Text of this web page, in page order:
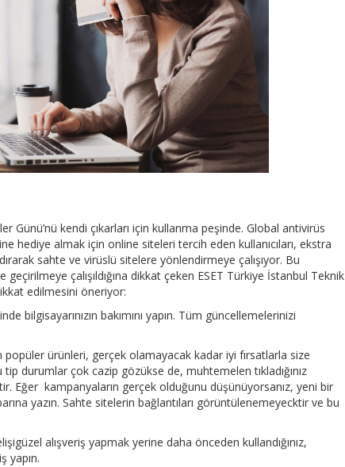
Günü’nü kendi çıkarları için kullanma peşinde. Global antivirüs
hediye almak için online siteleri tercih eden kullanıcıları, ekstra
sahte ve virüslü sitelere yönlendirmeye çalışıyor. Bu
çalışıldığına dikkat çeken ESET Türkiye İstanbul Teknik
edilmesini öneriyor:
bilgisayarınızın bakımını yapın. Tüm güncellemelerinizi
popüler ürünleri, gerçek olamayacak kadar iyi fırsatlarla size
durumlar çok cazip gözükse de, muhtemelen tıkladığınız
Eğer kampanyaların gerçek olduğunu düşünüyorsanız, yeni bir
yazın. Sahte sitelerin bağlantıları görüntülenemeyecktir ve bu
alışveriş yapmak yerine daha önceden kullandığınız,
yapın.